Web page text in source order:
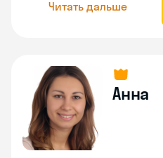
Читать дальше
Анна